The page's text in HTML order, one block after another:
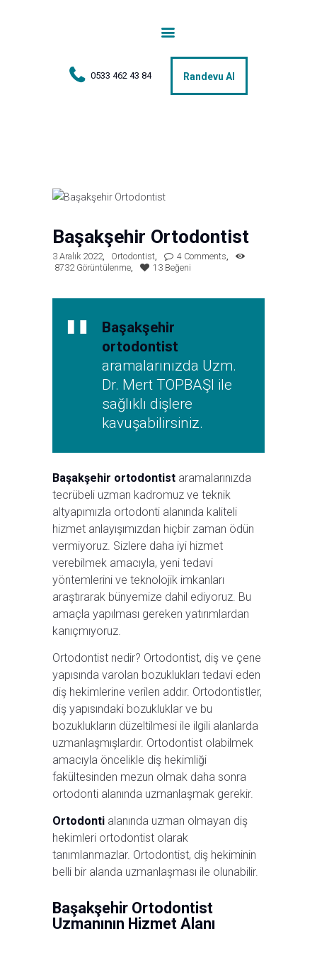
0533 462 43 84 Randevu Al
Tedaviler
Basın
İletişim
Başakşehir Ortodontist
3 Aralık 2022 Ortodontist 4 Comments
8732 Görüntülenme 13 Beğeni
Başakşehir
ortodontist
aramalarınızda Uzm.
Dr. Mert TOPBAŞI ile
sağlıklı dişlere
kavuşabilirsiniz.
Başakşehir ortodontist aramalarınızda
tecrübeli uzman kadromuz ve teknik
altyapımızla ortodonti alanında kaliteli
hizmet anlayışımızdan hiçbir zaman ödün
vermiyoruz. Sizlere daha iyi hizmet
verebilmek amacıyla, yeni tedavi
yöntemlerini ve teknolojik imkanları
araştırarak bünyemize dahil ediyoruz. Bu
amaçla yapılması gereken yatırımlardan
kanıçmıyoruz.
Ortodontist nedir? Ortodontist, diş ve çene
yapısında varolan bozuklukları tedavi eden
diş hekimlerine verilen addır. Ortodontistler,
diş yapısındaki bozukluklar ve bu
bozuklukların düzeltilmesi ile ilgili alanlarda
uzmanlaşmışlardır. Ortodontist olabilmek
amacıyla öncelikle diş hekimliği
fakültesinden mezun olmak daha sonra
ortodonti alanında uzmanlaşmak gerekir.
Ortodonti alanında uzman olmayan diş
hekimleri ortodontist olarak
tanımlanmazlar. Ortodontist, diş hekiminin
belli bir alanda uzmanlaşması ile olunabilir.
Başakşehir Ortodontist
Uzmanının Hizmet Alanı